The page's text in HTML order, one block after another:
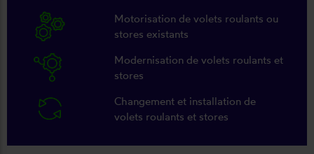
Motorisation de volets roulants ou
stores existants
Modernisation de volets roulants et
stores
Changement et installation de
volets roulants et stores